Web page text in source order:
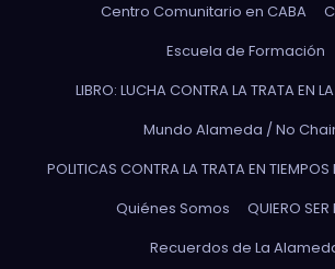
Centro Comunitario en CABA
Escuela de Formación
LIBRO: LUCHA CONTRA LA TRATA EN
Mundo Alameda / No
POLITICAS CONTRA LA TRATA EN TIEMPOS
Quiénes Somos
QUIERO SER
Recuerdos de La